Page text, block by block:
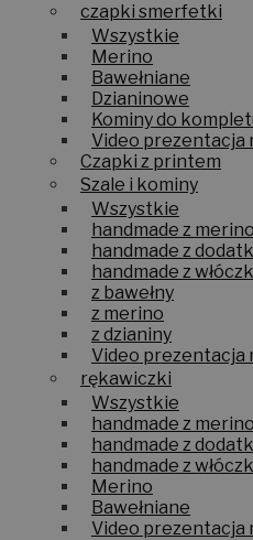
czapki smerfetki
Wszystkie
Merino
Bawełniane
Dzianinowe
Kominy do
Video prezentacja
Czapki z printem
Szale i kominy
Wszystkie
handmade z
handmade z
handmade z
z bawełny
z merino
z dzianiny
Video prezentacja
rękawiczki
Wszystkie
handmade z
handmade z
handmade z
Merino
Bawełniane
Video prezentacja